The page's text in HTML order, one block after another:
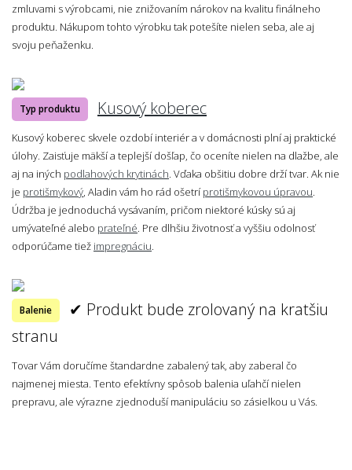
zmluvami s výrobcami, nie znižovaním nárokov na kvalitu finálneho
produktu. Nákupom tohto výrobku tak potešíte nielen seba, ale aj
svoju peňaženku.
Typ produktu Kusový koberec
Kusový koberec skvele ozdobí interiér a v domácnosti plní aj praktické
úlohy. Zaisťuje mäkší a teplejší došľap, čo oceníte nielen na dlažbe, ale
aj na iných podlahových krytinách . Vďaka obšitiu dobre drží tvar. Ak nie
je protišmykový , Aladin vám ho rád ošetríprotišmykovou úpravou
Údržba je jednoduchá vysávaním, pričom niektoré kúsky sú aj
umývateľné alebo prateľné . Pre dlhšiu životnosť a vyššiu odolnosť
odporúčame tiež impregnáciu
Balenie
✔ Produkt bude zrolovaný na kratšiu
stranu
Tovar Vám doručíme štandardne zabalený tak, aby zaberal čo
najmenej miesta. Tento efektívny spôsob balenia uľahčí nielen
prepravu, ale výrazne zjednoduší manipuláciu so zásielkou u Vás.